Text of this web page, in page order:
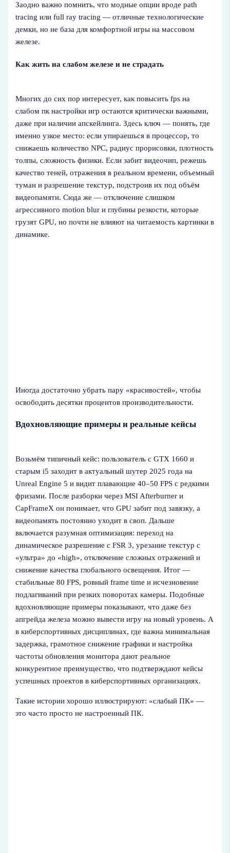
Заодно важно помнить, что модные опции вроде path
tracing или full ray tracing — отличные технологические
демки, но не база для комфортной игры на массовом
железе.
Как жить на слабом железе и не страдать
Многих до сих пор интересует, как повысить fps на
слабом пк настройки игр остаются критически важными,
даже при наличии апскейлинга. Здесь ключ — понять, где
именно узкое место: если упираешься в процессор, то
снижаешь количество NPC, радиус прорисовки, плотность
толпы, сложность физики. Если забит видеочип, режешь
качество теней, отражения в реальном времени, объемный
туман и разрешение текстур, подстроив их под объём
видеопамяти. Сюда же — отключение слишком
агрессивного motion blur и глубины резкости, которые
грузят GPU, но почти не влияют на читаемость картинки в
динамике.
Иногда достаточно убрать пару «красивостей», чтобы
освободить десятки процентов производительности.
Вдохновляющие примеры и реальные кейсы
Возьмём типичный кейс: пользователь с GTX 1660 и
старым i5 заходит в актуальный шутер 2025 года на
Unreal Engine 5 и видит плавающие 40–50 FPS с редкими
фризами. После разборки через MSI Afterburner и
CapFrameX он понимает, что GPU забит под завязку, а
видеопамять постоянно уходит в своп. Дальше
включается разумная оптимизация: переход на
динамическое разрешение с FSR 3, урезание текстур с
«ультра» до «high», отключение сложных отражений и
снижение качества глобального освещения. Итог —
стабильные 80 FPS, ровный frame time и исчезновение
подлагиваний при резких поворотах камеры. Подобные
вдохновляющие примеры показывают, что даже без
апгрейда железа можно вывести игру на новый уровень. А
в киберспортивных дисциплинах, где важна минимальная
задержка, грамотное снижение графики и настройка
частоты обновления монитора дают реальное
конкурентное преимущество, что подтверждают кейсы
успешных проектов в киберспортивных организациях.
Такие истории хорошо иллюстрируют: «слабый ПК» —
это часто просто не настроенный ПК.